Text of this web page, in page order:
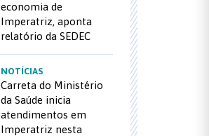
economia de
Imperatriz, aponta
relatório da SEDEC
NOTÍCIAS
Carreta do Ministério
da Saúde inicia
atendimentos em
Imperatriz nesta